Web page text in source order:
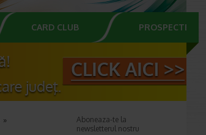
CARD CLUB PROSPECTE
Aboneaza-te la
newsletterul nostru